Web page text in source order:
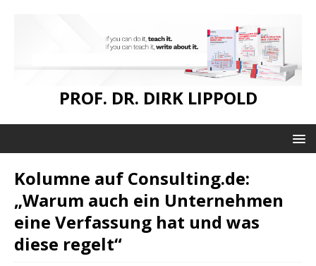
PROF. DR. DIRK LIPPOLD
Kolumne auf Consulting.de:
„Warum auch ein Unternehmen
eine Verfassung hat und was
diese regelt“